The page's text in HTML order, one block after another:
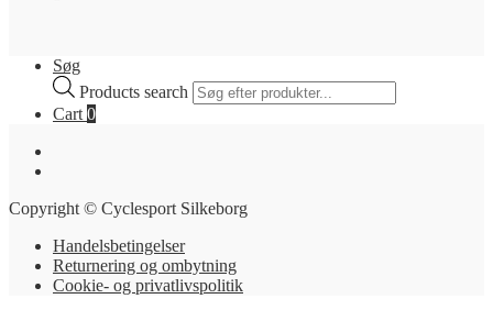
Søg
Products search
Cart 0
Copyright © Cyclesport Silkeborg
Handelsbetingelser
Returnering og ombytning
Cookie- og privatlivspolitik